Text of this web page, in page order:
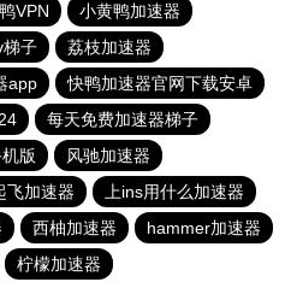
VPN
小黄鸭加速器
梯子
荔枝加速器
app
快鸭加速器官网下载安卓
每天免费加速器梯子
版
风驰加速器
飞加速器
上ins用什么加速器
西柚加速器
hammer加速器
柠檬加速器